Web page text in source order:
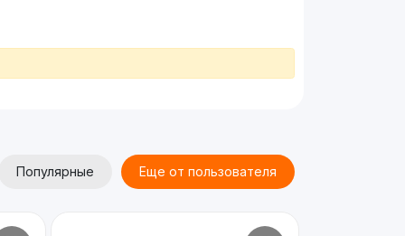
Популярные Еще от пользователя